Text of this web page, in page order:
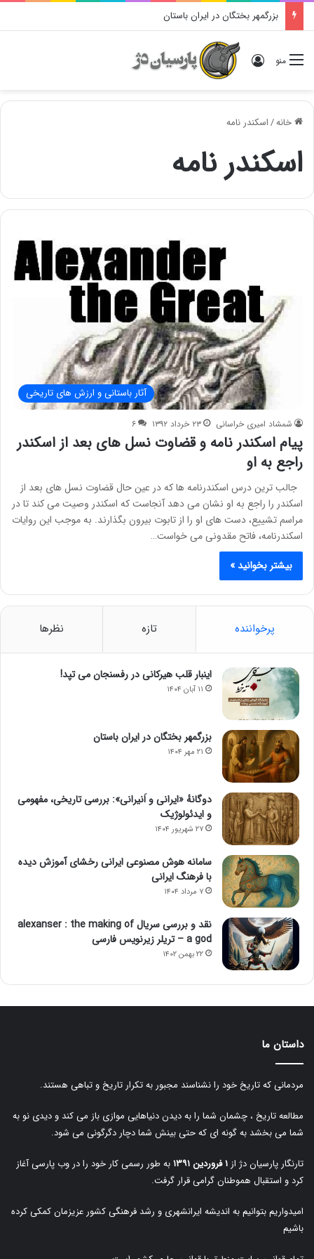
بزرگمهر بختگان در ایران باستان
منو ورود
خانه/اسکندر نامه
اسکندر نامه
آثار باستانی و ارزش های تاریخی
شمشاد امیری خراسانی ۲۳ خرداد ۱۳۹۲ ۶
پیام اسکندر نامه و قضاوت نسل های بعد از اسكندر
راجع به او
جالب ترین درس اسكندرنامه ها كه در عین حال قضاوت نسل های بعد از
اسكندر را راجع به او نشان می دهد آنجاست كه اسكندر وصیت می كند تا در
مراسم تشییع، دست های او را از تابوت بیرون بگذارند. به موجب این روایات
اسكندرنامه، فاتح مقدونی می خواست…
بیشتر بخوانید »
پرخواننده تازه نظرها
اینبار قلب هیرکانی در رفسنجان می تپد!
۱۱ آبان ۱۴۰۴
بزرگمهر بختگان در ایران باستان
۲۱ مهر ۱۴۰۴
دوگانهٔ «ایرانی و اَنیرانی»: بررسی تاریخی، مفهومی
و ایدئولوژیک
۲۷ شهریور ۱۴۰۴
سامانه هوش مصنوعی ایرانی رخشای آموزش دیده
با فرهنگ ایرانی
۷ مرداد ۱۴۰۴
نقد و بررسی سریال alexanser : the making of
a god – تریلر زیرنویس فارسی
۲۲ بهمن ۱۴۰۲
داستان ما
مردمانی که تاریخ خود را نشناسند مجبور به تکرار تاریخ و تباهی هستند.
مطالعه تاریخ ، چشمان شما را به دیدن دنیاهایی موازی باز می کند و دیدی نو به
شما می بخشد به گونه ای که حتی بینش شما دچار دگرگونی می شود.
تارنگار پارسیان دژ از ۱ فروردین ۱۳۹۱
به طور رسمی کار خود را در وب پارسی آغاز
کرد و استقبال هموطنان گرامی قرار گرفت.
امیدواریم بتوانیم به اندیشه ایرانشهری و رشد فرهنگی کشور عزیزمان کمکی کرده
باشیم